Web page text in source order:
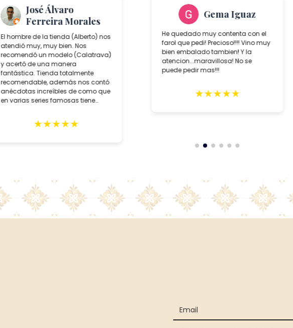
José Álvaro
Ferreira Morales
El hombre de la tienda (Alberto) nos
atendió muy, muy bien. Nos
recomendó un modelo (Calatrava)
y acertó de una manera
fantástica. Tienda totalmente
recomendable, además nos contó
anécdotas increíbles de como que
en varias series famosas tiene
★★★★★
Gema Iguaz
He quedado muy contenta con el
farol que pedi! Precioso!!!! Vino muy
bien embalado tambien! Y la
atencion...maravillosa! No se
puede pedir mas!!!
★★★★★